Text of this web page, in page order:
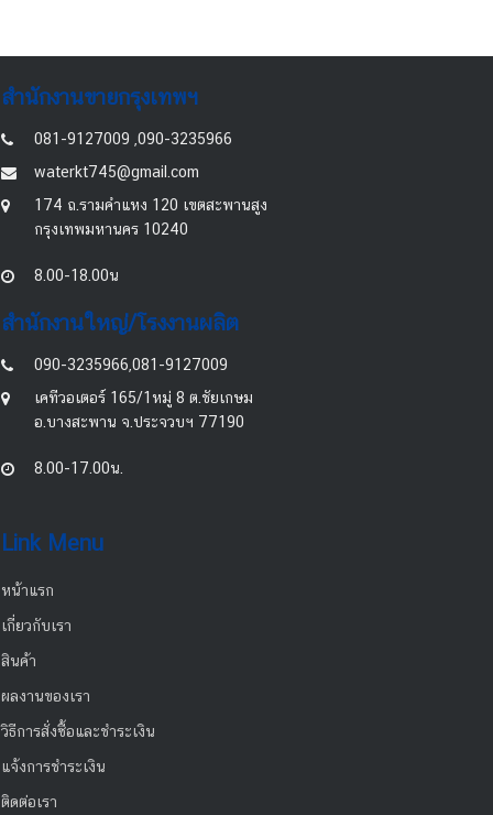
สำนักงานขายกรุงเทพฯ
081-9127009 ,090-3235966
waterkt745@gmail.com
174 ถ.รามคำแหง 120 เขตสะพานสูง
กรุงเทพมหานคร 10240
8.00-18.00น
สำนักงานใหญ่/โรงงานผลิต
090-3235966,081-9127009
เคทีวอเตอร์ 165/1หมู่ 8 ต.ชัยเกษม
อ.บางสะพาน จ.ประจวบฯ 77190
8.00-17.00น.
Link Menu
หน้าแรก
เกี่ยวกับเรา
สินค้า
ผลงานของเรา
วิธีการสั่งซื้อและชำระเงิน
แจ้งการชำระเงิน
ติดต่อเรา